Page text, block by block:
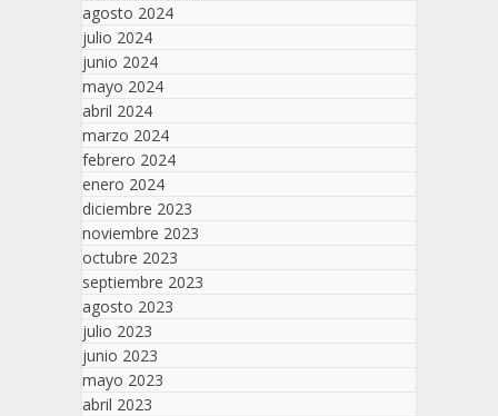
agosto 2024
julio 2024
junio 2024
mayo 2024
abril 2024
marzo 2024
febrero 2024
enero 2024
diciembre 2023
noviembre 2023
octubre 2023
septiembre 2023
agosto 2023
julio 2023
junio 2023
mayo 2023
abril 2023